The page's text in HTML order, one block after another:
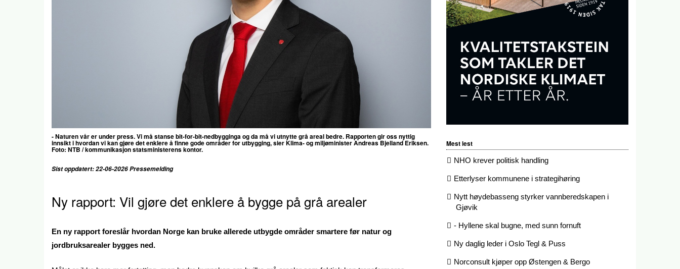
- Naturen vår er under press. Vi må stanse bit-for-bit-nedbygginga og da må vi utnytte grå areal bedre. Rapporten gir oss nyttig
innsikt i hvordan vi kan gjøre det enklere å finne gode områder for utbygging, sier Klima- og miljøminister Andreas Bjelland Eriksen.
Foto: NTB / kommunikasjon statsministerens kontor.
Sist oppdatert: 22-06-2026 Pressemelding
Ny rapport: Vil gjøre det enklere å bygge på grå arealer
En ny rapport foreslår hvordan Norge kan bruke allerede utbygde områder smartere før natur og
jordbruksarealer bygges ned.
Mest lest
NHO krever politisk handling
Etterlyser kommunene i strategihøring
Nytt høydebasseng styrker vannberedskapen i
Gjøvik
- Hyllene skal bugne, med sunn fornuft
Ny daglig leder i Oslo Tegl & Puss
Norconsult kjøper opp Østengen & Bergo